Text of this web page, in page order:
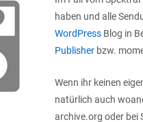
haben und alle
WordPress Blog in
Publisher bzw.
Wenn ihr keinen
natürlich auch
archive.org oder bei